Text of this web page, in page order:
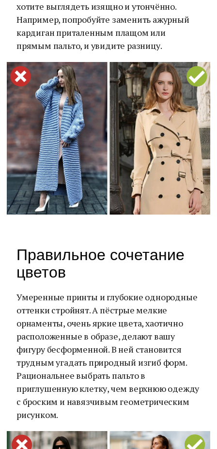
хотите выглядеть изящно и утончённо.
Например, попробуйте заменить ажурный
кардиган приталенным плащом или
прямым пальто, и увидите разницу.
Правильное сочетание
цветов
Умеренные принты и глубокие однородные
оттенки стройнят. А пёстрые мелкие
орнаменты, очень яркие цвета, хаотично
расположенные в образе, делают вашу
фигуру бесформенной. В ней становится
трудным угадать природный изгиб форм.
Рациональнее выбрать пальто в
приглушенную клетку, чем верхнюю одежду
с броским и навязчивым геометрическим
рисунком.